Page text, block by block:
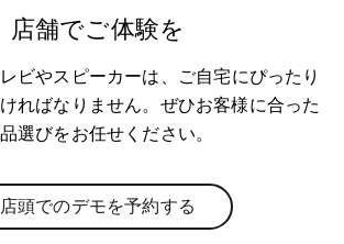
店舗でご体験を
ビやスピーカーは、ご自宅にぴったり
ればなりません。ぜひお客様に合った
選びをお任せください。
店頭でのデモを予約する
Link Opens in New Tab